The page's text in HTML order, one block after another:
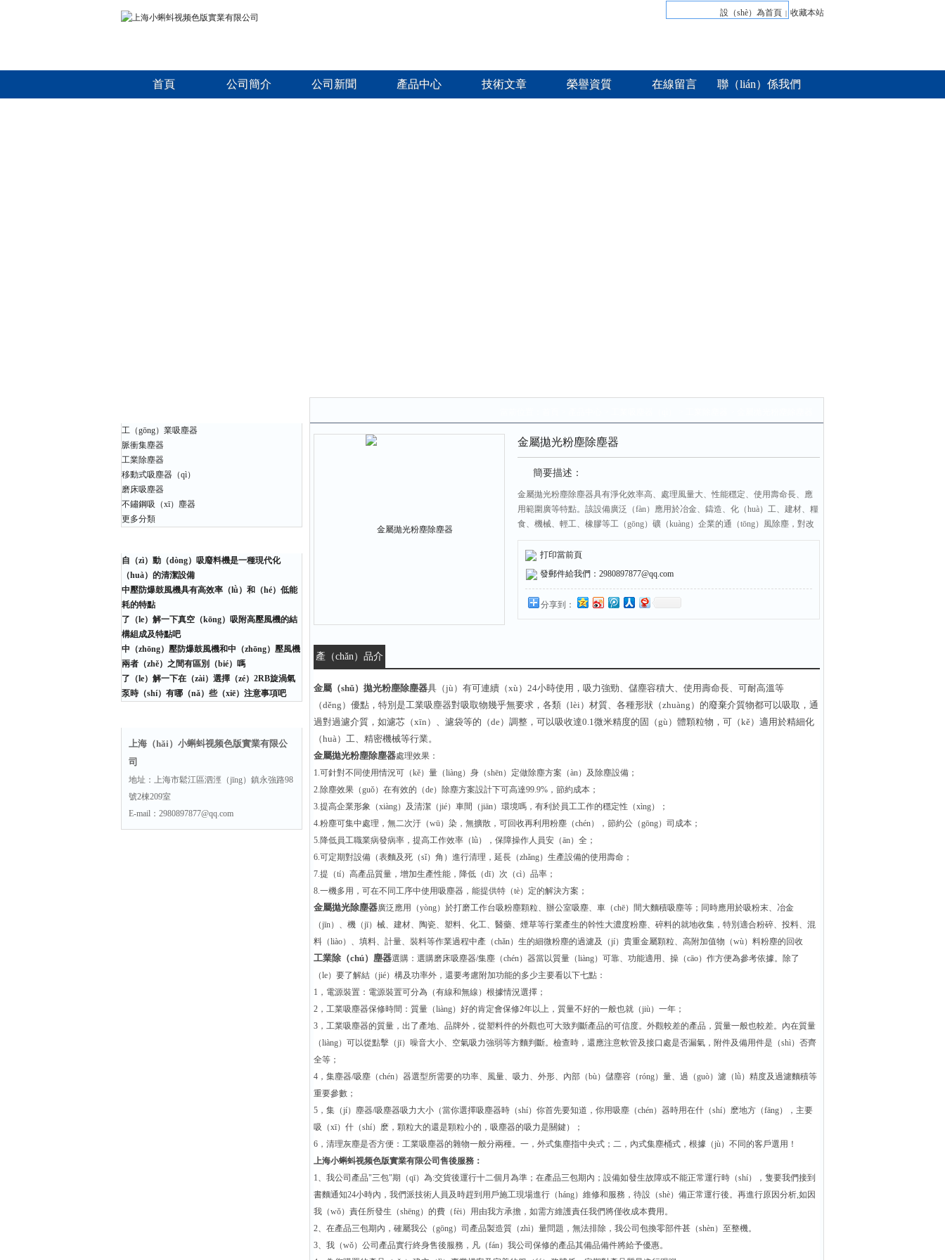
設（shè）為首頁 | 收藏本站
首頁 公司簡介 公司新聞 產品中心 技術文章 榮譽資質 在線留言 聯（lián）係我們
工（gōng）業吸塵器
脈衝集塵器
工業除塵器
移動式吸塵器（qì）
磨床吸塵器
不鏽鋼吸（xī）塵器
更多分類
自（zì）動（dòng）吸廢料機是一種現代化
（huà）的清潔設備
中壓防爆鼓風機具有高效率（lǜ）和（hé）低能
耗的特點
了（le）解一下真空（kōng）吸附高壓風機的結
構組成及特點吧
中（zhōng）壓防爆鼓風機和中（zhōng）壓風機
兩者（zhě）之間有區別（bié）嗎
了（le）解一下在（zài）選擇（zé）2RB旋渦氣
泵時（shí）有哪（nǎ）些（xiē）注意事項吧
上海（hǎi）小蝌蚪视频色版實業有限公
司
地址：上海市鬆江區泗涇（jīng）鎮永強路98
號2棟209室
E-mail：2980897877@qq.com
金屬拋光粉塵除塵器
簡要描述：
金屬拋光粉塵除塵器具有淨化效率高、處理風量大、性能穩定、使用壽命長、應
用範圍廣等特點。該設備廣泛（fàn）應用於冶金、鑄造、化（huà）工、建材、糧
食、機械、輕工、橡膠等工（gōng）礦（kuàng）企業的通（tōng）風除塵，對改
善環境防止大（dà）氣汙染，起到了良（liáng）好效果。
打印當前頁
發郵件給我們：2980897877@qq.com
分享到：
產（chǎn）品介
金屬（shǔ）拋光粉塵除塵器具（jù）有可連續（xù）24小時使用，吸力強勁、儲塵容積大、使用壽命長、可耐高溫等
（děng）優點，特別是工業吸塵器對吸取物幾乎無要求，各類（lèi）材質、各種形狀（zhuàng）的廢棄介質物都可以吸取，通
過對過濾介質，如濾芯（xīn）、濾袋等的（de）調整，可以吸收達0.1微米精度的固（gù）體顆粒物，可（kě）適用於精細化
（huà）工、精密機械等行業。
金屬拋光粉塵除塵器處理效果：
1.可針對不同使用情況可（kě）量（liàng）身（shēn）定做除塵方案（àn）及除塵設備；
2.除塵效果（guǒ）在有效的（de）除塵方案設計下可高達99.9%，節約成本；
3.提高企業形象（xiàng）及清潔（jié）車間（jiān）環境嗎，有利於員工工作的穩定性（xìng）；
4.粉塵可集中處理，無二次汙（wū）染，無擴散，可回收再利用粉塵（chén），節約公（gōng）司成本；
5.降低員工職業病發病率，提高工作效率（lǜ），保障操作人員安（ān）全；
6.可定期對設備（表麵及死（sǐ）角）進行清理，延長（zhǎng）生產設備的使用壽命；
7.提（tí）高產品質量，增加生產性能，降低（dī）次（cì）品率；
8.一機多用，可在不同工序中使用吸塵器，能提供特（tè）定的解決方案；
金屬拋光除塵器廣泛應用（yòng）於打磨工作台吸粉塵顆粒、辦公室吸塵、車（chē）間大麵積吸塵等；同時應用於吸粉末、冶金
（jīn）、機（jī）械、建材、陶瓷、塑料、化工、醫藥、煙草等行業產生的幹性大濃度粉塵、碎料的就地收集，特別適合粉碎、投料、混
料（liào）、填料、計量、裝料等作業過程中產（chǎn）生的細微粉塵的過濾及（jí）貴重金屬顆粒、高附加值物（wù）料粉塵的回收
工業除（chú）塵器選購：選購磨床吸塵器/集塵（chén）器當以質量（liàng）可靠、功能適用、操（cāo）作方便為參考依據。除了
（le）要了解結（jié）構及功率外，還要考慮附加功能的多少主要看以下七點：
1，電源裝置：電源裝置可分為（有線和無線）根據情況選擇；
2，工業吸塵器保修時間：質量（liàng）好的肯定會保修2年以上，質量不好的一般也就（jiù）一年；
3，工業吸塵器的質量，出了產地、品牌外，從塑料件的外觀也可大致判斷產品的可信度。外觀較差的產品，質量一般也較差。內在質量
（liàng）可以從點擊（jī）噪音大小、空氣吸力強弱等方麵判斷。檢查時，還應注意軟管及接口處是否漏氣，附件及備用件是（shì）否齊
全等；
4，集塵器/吸塵（chén）器選型所需要的功率、風量、吸力、外形、內部（bù）儲塵容（róng）量、過（guò）濾（lǜ）精度及過濾麵積等
重要參數；
5，集（jí）塵器/吸塵器吸力大小（當你選擇吸塵器時（shí）你首先要知道，你用吸塵（chén）器時用在什（shí）麽地方（fāng），主要
吸（xī）什（shí）麽，顆粒大的還是顆粒小的，吸塵器的吸力是關鍵）；
6，清理灰塵是否方便：工業吸塵器的雜物一般分兩種。一，外式集塵指中央式；二，內式集塵桶式，根據（jù）不同的客戶選用！
上海小蝌蚪视频色版實業有限公司售後服務：
1、我公司產品"三包"期（qī）為:交貨後運行十二個月為準；在產品三包期內；設備如發生故障或不能正常運行時（shí），隻要我們接到
書麵通知24小時內，我們派技術人員及時趕到用戶施工現場進行（háng）維修和服務，待設（shè）備正常運行後。再進行原因分析,如因
我（wǒ）責任所發生（shēng）的費（fèi）用由我方承擔，如需方維護責任我們將僅收成本費用。
2、在產品三包期內，確屬我公（gōng）司產品製造質（zhì）量問題，無法排除，我公司包換零部件甚（shèn）至整機。
3、我（wǒ）公司產品實行終身售後服務，凡（fán）我公司保修的產品其備品備件將給予優惠。